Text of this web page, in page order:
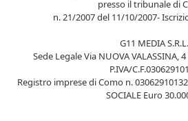
presso il tribunale di
n. 21/2007 del 11/10/2007-
G11 MEDIA S.R.L.
Sede Legale Via NUOVA VALASSINA,
P.IVA/
Registro imprese di Como n. 03062910132
SOCIALE Euro